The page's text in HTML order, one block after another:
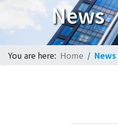
News
You are here: Home News